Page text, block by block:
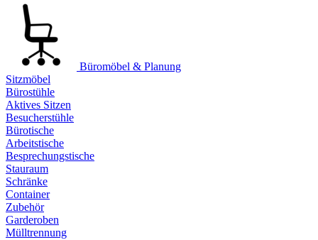
Büromöbel & Planung
Sitzmöbel
Bürostühle
Aktives Sitzen
Besucherstühle
Bürotische
Arbeitstische
Besprechungstische
Stauraum
Schränke
Container
Zubehör
Garderoben
Mülltrennung